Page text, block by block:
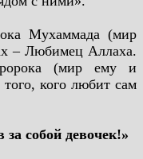
Мухаммада (мир
– Любимец Аллаха.
(мир ему и
кого любит сам
собой девочек!»